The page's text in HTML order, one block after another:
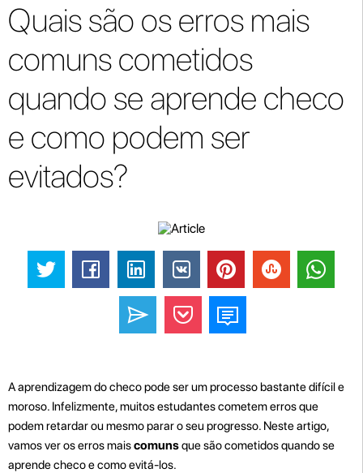
Quais são os erros mais
comuns cometidos
quando se aprende checo
e como podem ser
evitados?
A aprendizagem do checo pode ser um processo bastante difícil e
moroso. Infelizmente, muitos estudantes cometem erros que
podem retardar ou mesmo parar o seu progresso. Neste artigo,
vamos ver os erros maiscomunsque são cometidos quando se
aprende checo e como evitá-los.